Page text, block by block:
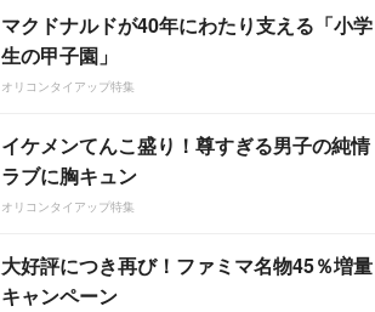
マクドナルドが40年にわたり支える「小学
生の甲子園」
オリコンタイアップ特集
イケメンてんこ盛り！尊すぎる男子の純情
ラブに胸キュン
オリコンタイアップ特集
大好評につき再び！ファミマ名物45％増量
キャンペーン